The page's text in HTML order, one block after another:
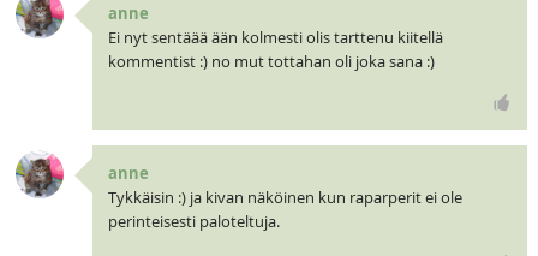
anne
Ei nyt sentäää ään kolmesti olis tarttenu kiitellä
kommentist :) no mut tottahan oli joka sana :)
anne
Tykkäisin :) ja kivan näköinen kun raparperit ei ole
perinteisesti paloteltuja.